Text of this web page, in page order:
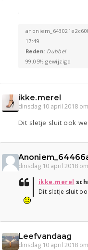
.
17:49
Reden: Dubbel
99.05% gewijzigd
ikke.merel
dinsdag 10 april 2018
Dit sletje sluit ook
dinsdag 10 april 2018
ikke.merel
Dit sletje sluit
Leefvandaag
dinsdag 10 april 2018